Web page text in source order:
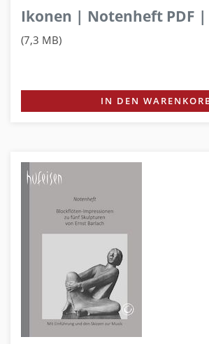
Ikonen | Notenheft PDF |
(7,3 MB)
IN DEN